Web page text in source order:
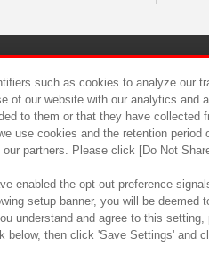
食品のご
such as cookies to analyze our
of our website with our analytics and
to them or that they have
use cookies and the retention
partners. Please click [Do Not
enabled the opt-out preference
setup banner, you will be
understand and agree to this
below, then click 'Save Settings' and